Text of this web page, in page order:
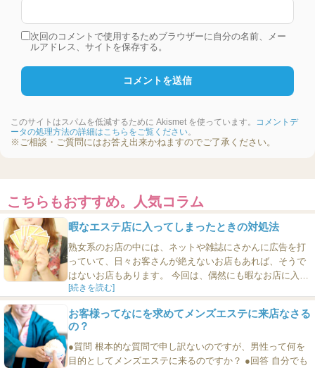
次回のコメントで使用するためブラウザーに自分の名前、メー
ルアドレス、サイトを保存する。
このサイトはスパムを低減するために Akismet を使っています。
コメントデ
ータの処理方法の詳細はこちらをご覧ください。
※ご相談・ご質問にはお答え出来かねますのでご了承ください。
こちらもおすすめ。人気コラム
暇なエステ店に入ってしまったときの対処法
熟女系のお店の中には、ネットや雑誌にさかんに広告を打
っていて、日々お客さんが絶えないお店もあれば、そうで
はないお店もあります。 今回は、偶然にも暇なお店に入っ
てしまったときの対処法についてお届けします。 ＊＊＊ ■
イさんというか、店勤務が長い男子スタッフの中には「稼
げないエステティシャンは、どこのお店に行っても稼げな
い」と言う人も...
[続きを読む]
お客様ってなにを求めてメンズエステに来店なさる
の？
●質問 根本的な質問で申し訳ないのですが、男性って何を
目的としてメンズエステに来るのですか？ ●回答 自分でも